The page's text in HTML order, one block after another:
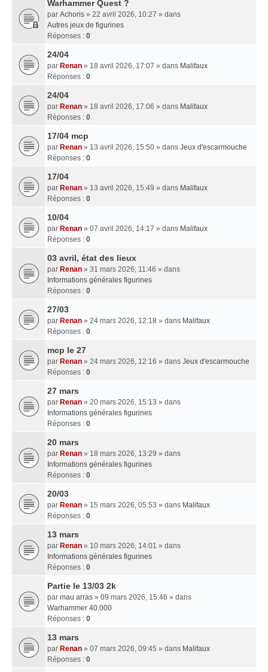
Warhammer Quest ?
par Achoris » 22 avril 2026, 10:27 » dans
Autres jeux de figurines
Réponses : 0
24/04
par Renan » 18 avril 2026, 17:07 » dans Malifaux
Réponses : 0
24/04
par Renan » 18 avril 2026, 17:06 » dans Malifaux
Réponses : 0
17/04 mcp
par Renan » 13 avril 2026, 15:50 » dans Jeux d'escarmouche
Réponses : 0
17/04
par Renan » 13 avril 2026, 15:49 » dans Malifaux
Réponses : 0
10/04
par Renan » 07 avril 2026, 14:17 » dans Malifaux
Réponses : 0
03 avril, état des lieux
par Renan » 31 mars 2026, 11:46 » dans
Informations générales figurines
Réponses : 0
27/03
par Renan » 24 mars 2026, 12:18 » dans Malifaux
Réponses : 0
mcp le 27
par Renan » 24 mars 2026, 12:16 » dans Jeux d'escarmouche
Réponses : 0
27 mars
par Renan » 20 mars 2026, 15:13 » dans
Informations générales figurines
Réponses : 0
20 mars
par Renan » 18 mars 2026, 13:29 » dans
Informations générales figurines
Réponses : 0
20/03
par Renan » 15 mars 2026, 05:53 » dans Malifaux
Réponses : 0
13 mars
par Renan » 10 mars 2026, 14:01 » dans
Informations générales figurines
Réponses : 0
Partie le 13/03 2k
par mau arras » 09 mars 2026, 15:46 » dans
Warhammer 40.000
Réponses : 0
13 mars
par Renan » 07 mars 2026, 09:45 » dans Malifaux
Réponses : 0